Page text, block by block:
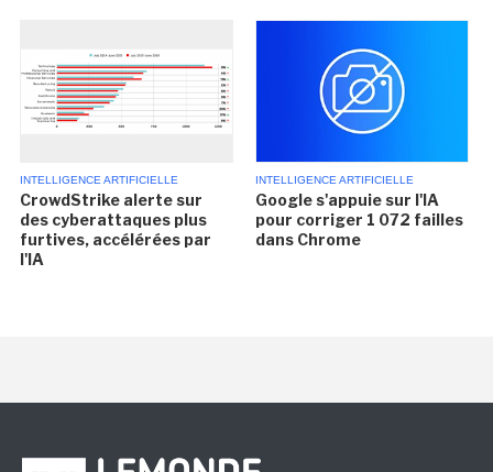
INTELLIGENCE ARTIFICIELLE
CrowdStrike alerte sur
des cyberattaques plus
furtives, accélérées par
l'IA
INTELLIGENCE ARTIFICIELLE
Google s'appuie sur l'IA
pour corriger 1 072 failles
dans Chrome